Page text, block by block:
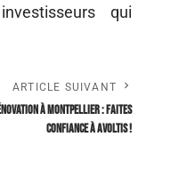
qui
ARTICLE SUIVANT
à Montpellier : faites
confiance à Avoltis !